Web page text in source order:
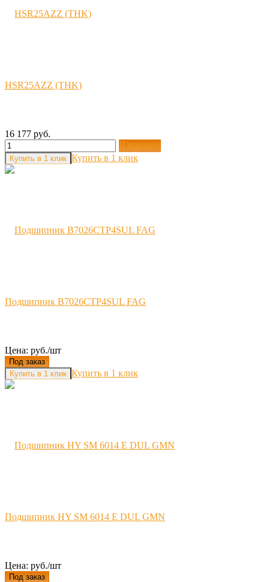
HSR25AZZ (THK)
16 177 руб.
В корзину
Купить в 1 клик
Подшипник B7026CTP4SUL FAG
Цена: руб./шт
Под заказ
Купить в 1 клик
Подшипник HY SM 6014 E DUL GMN
Цена: руб./шт
Под заказ